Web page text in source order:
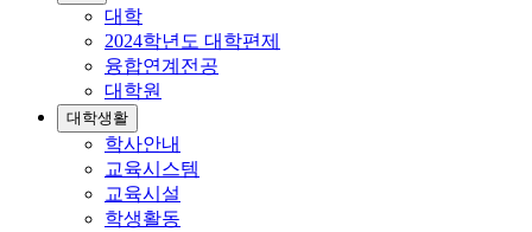
대학
2024학년도 대학편제
융합연계전공
대학원
대학생활
학사안내
교육시스템
교육시설
학생활동